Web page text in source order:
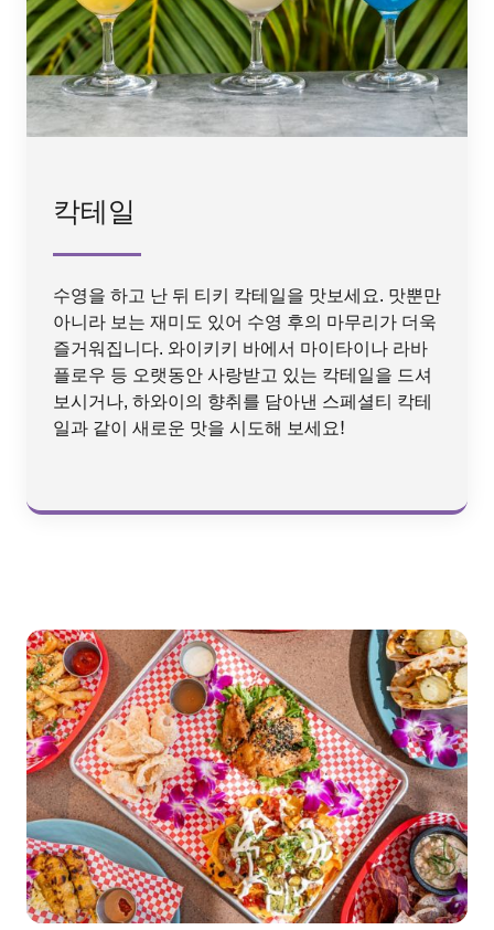
칵테일
수영을 하고 난 뒤 티키 칵테일을 맛보세요. 맛뿐만
아니라 보는 재미도 있어 수영 후의 마무리가 더욱
즐거워집니다. 와이키키 바에서 마이타이나 라바
플로우 등 오랫동안 사랑받고 있는 칵테일을 드셔
보시거나, 하와이의 향취를 담아낸 스페셜티 칵테
일과 같이 새로운 맛을 시도해 보세요!